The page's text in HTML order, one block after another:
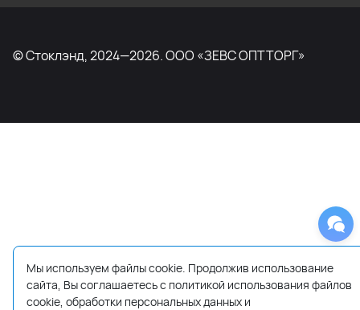
© Стоклэнд, 2024—2026. ООО «ЗЕВС ОПТТОРГ»
Мы используем файлы cookie. Продолжив использование
сайта, Вы соглашаетесь с политикой использования файлов
cookie, обработки персональных данных и